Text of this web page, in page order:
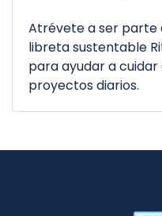
Atrévete a ser parte
libreta sustentable
para ayudar a
proyectos diarios.